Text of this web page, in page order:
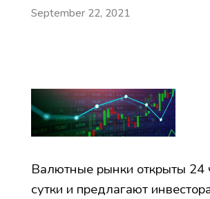
September 22, 2021
Валютные рынки открыты 24
сутки и предлагают